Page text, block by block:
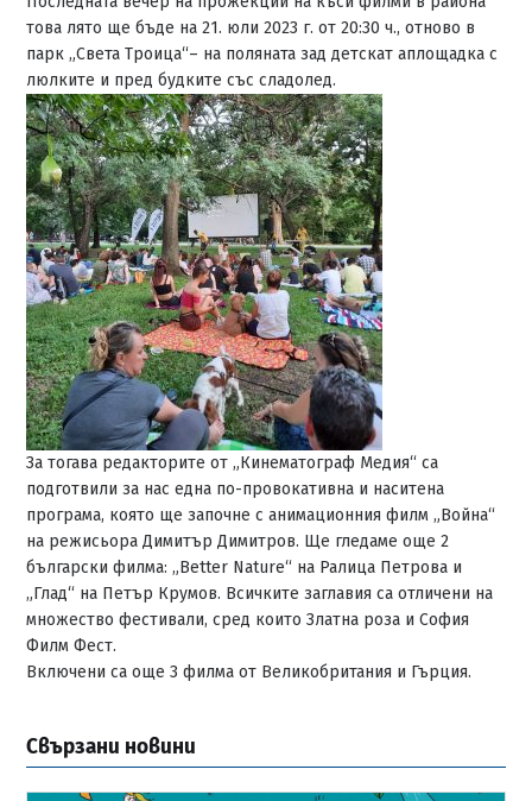
това лято ще бъде на 21. юли 2023 г. от 20:30 ч., отново в
парк „Света Троица“– на поляната зад детскат аплощадка с
люлките и пред будките със сладолед.
За тогава редакторите от „Кинематограф Медия“ са
подготвили за нас една по-провокативна и наситена
програма, която ще започне с анимационния филм „Война“
на режисьора Димитър Димитров. Ще гледаме още 2
български филма: „Better Nature“ на Ралица Петрова и
„Глад“ на Петър Крумов. Всичките заглавия са отличени на
множество фестивали, сред които Златна роза и София
Филм Фест.
Включени са още 3 филма от Великобритания и Гърция.
Свързани новини